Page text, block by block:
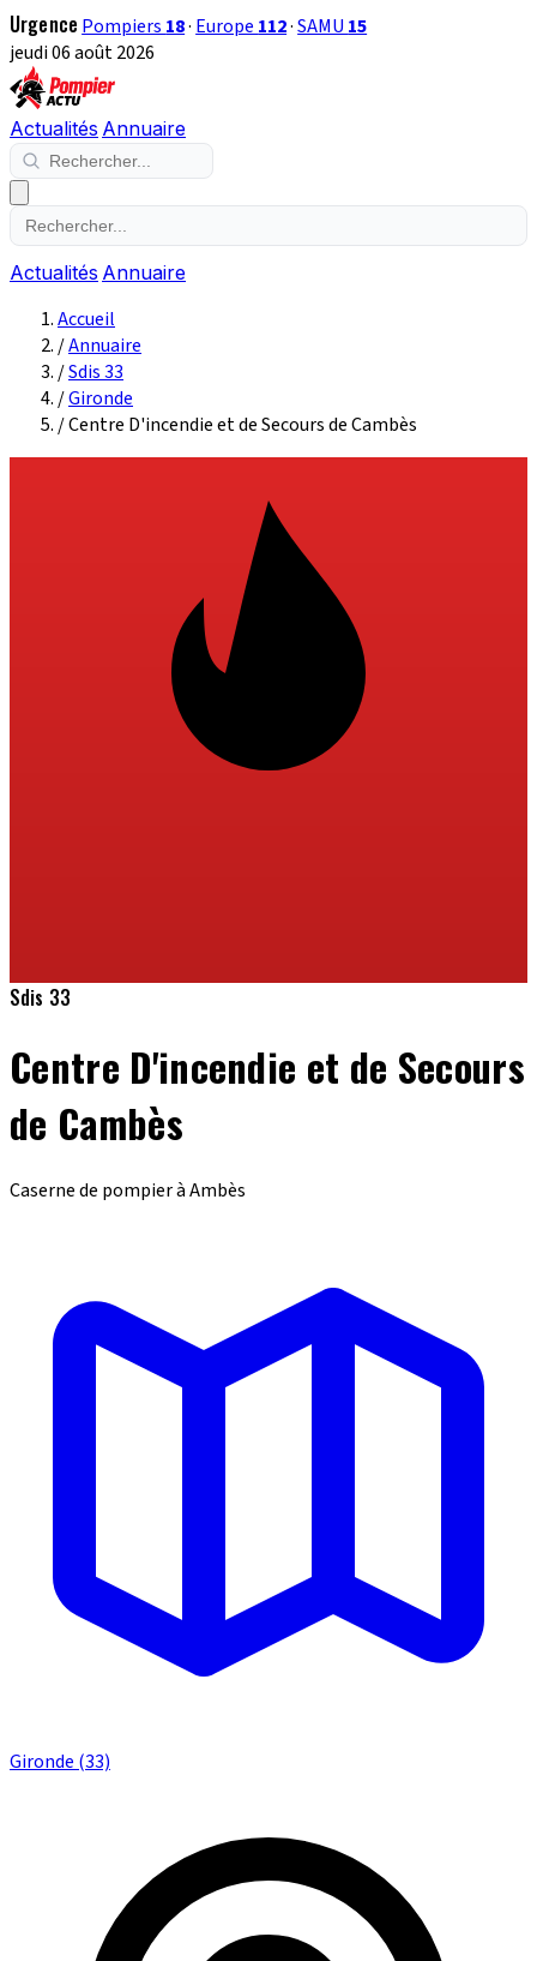
Urgence Pompiers 18· Europe 112·SAMU 15
jeudi 06 août 2026
Actualités Annuaire
Actualités Annuaire
Accueil
/Annuaire
/Sdis 33
/Gironde
/Centre D'incendie et de Secours de Cambès
Sdis 33
Centre D'incendie et de Secours
de Cambès
Caserne de pompier à Ambès
Gironde (33)